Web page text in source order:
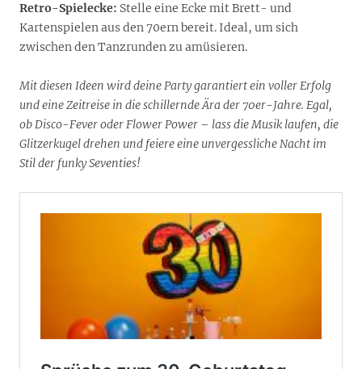
Retro-Spielecke: Stelle eine Ecke mit Brett- und
Kartenspielen aus den 70ern bereit. Ideal, um sich
zwischen den Tanzrunden zu amüsieren.
Mit diesen Ideen wird deine Party garantiert ein voller Erfolg
und eine Zeitreise in die schillernde Ära der 70er-Jahre. Egal,
ob Disco-Fever oder Flower Power – lass die Musik laufen, die
Glitzerkugel drehen und feiere eine unvergessliche Nacht im
Stil der funky Seventies!